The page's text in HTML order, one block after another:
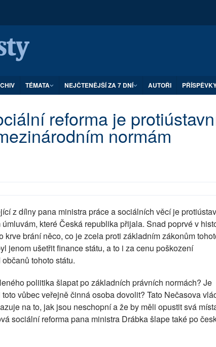
TÉMATA NEJČTENĚJŠÍ ZA 7 DNÍ AUTOŘI
reforma je
normám
z dílny pana ministra práce a sociálních věcí je
které Česká republika přijala. Snad poprvé v
krve brání něco, co je zcela proti základním zákonům
jenom ušetřit finance státu, a to i za cenu poškození
tohoto státu.
poliitika šlapat po základních právních normách? Je
vůbec veřejně činná osoba dovolit? Tato Nečasova
na to, jak jsou neschopní a že by měli opustit svá
sociální reforma pana ministra Drábka šlape také po